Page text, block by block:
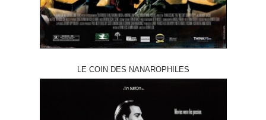
LE COIN DES NANAROPHILES